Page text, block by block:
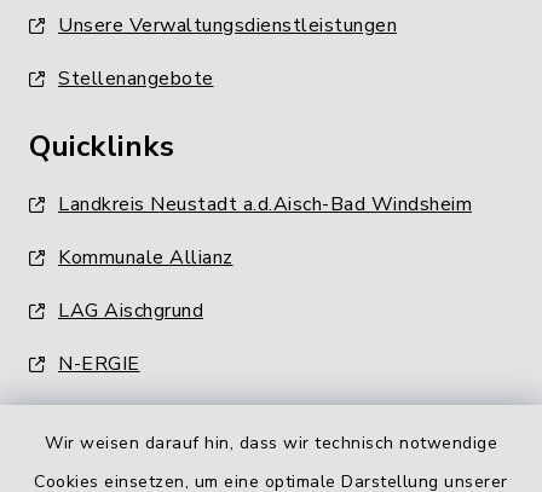
Wir weisen darauf hin, dass wir technisch notwendige
Cookies einsetzen, um eine optimale Darstellung unserer
Unsere Verwaltungsdienstleistungen
Stellenangebote
Quicklinks
Landkreis Neustadt a.d.Aisch-Bad Windsheim
Kommunale Allianz
LAG Aischgrund
N-ERGIE